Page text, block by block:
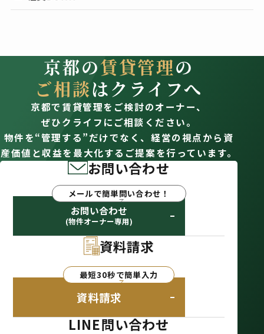
京都の賃貸管理の
ご相談はクライフへ
京都で賃貸管理をご検討のオーナー、
ぜひクライフにご相談ください。
物件を“管理する”だけでなく、経営の視点から資
産価値と収益を最大化するご提案を行っています。
お問い合わせ
メールで簡単問い合わせ！
お問い合わせ
(物件オーナー専用)
資料請求
最短30秒で簡単入力
資料請求
LINE問い合わせ